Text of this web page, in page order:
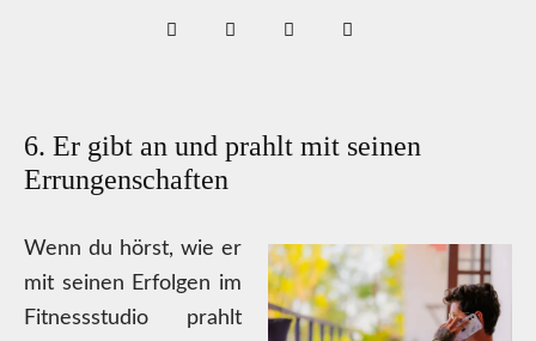
6. Er gibt an und prahlt mit seinen
Errungenschaften
Wenn du hörst, wie er
mit seinen Erfolgen im
Fitnessstudio prahlt